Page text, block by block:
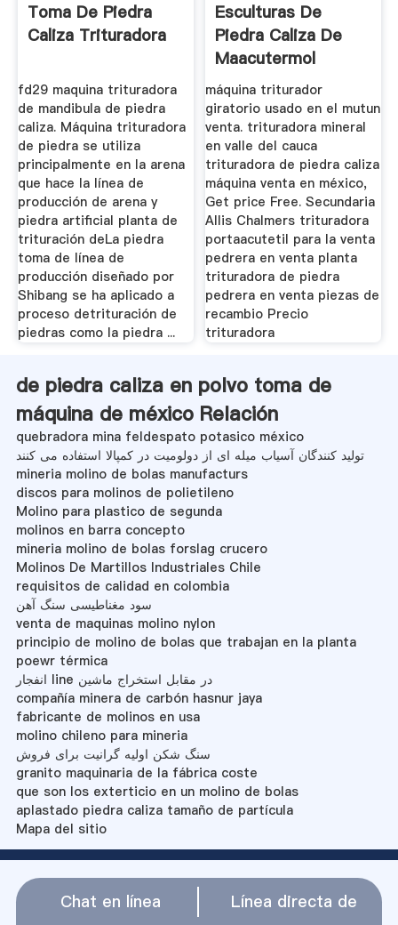
Toma De Piedra
Caliza Trituradora
fd29 maquina trituradora
de mandibula de piedra
caliza. Máquina trituradora
de piedra se utiliza
principalmente en la arena
que hace la línea de
producción de arena y
piedra artificial planta de
trituración deLa piedra
toma de línea de
producción diseñado por
Shibang se ha aplicado a
proceso detrituración de
piedras como la piedra ...
Esculturas De
Piedra Caliza De
Maacutermol
Tallado En ...
máquina triturador
giratorio usado en el mutun
venta. trituradora mineral
en valle del cauca
trituradora de piedra caliza
máquina venta en méxico,
Get price Free. Secundaria
Allis Chalmers trituradora
portaacutetil para la venta
pedrera en venta planta
trituradora de piedra
pedrera en venta piezas de
recambio Precio
trituradora
de piedra caliza en polvo toma de
máquina de méxico Relación
quebradora mina feldespato potasico méxico
تولید کنندگان آسیاب میله ای از دولومیت در کمپالا استفاده می کنند
mineria molino de bolas manufacturs
discos para molinos de polietileno
Molino para plastico de segunda
molinos en barra concepto
mineria molino de bolas forslag crucero
Molinos De Martillos Industriales Chile
requisitos de calidad en colombia
سود مغناطیسی سنگ آهن
venta de maquinas molino nylon
principio de molino de bolas que trabajan en la planta
poewr térmica
انفجار line در مقابل استخراج ماشین
compañía minera de carbón hasnur jaya
fabricante de molinos en usa
molino chileno para mineria
سنگ شکن اولیه گرانیت برای فروش
granito maquinaria de la fábrica coste
que son los exterticio en un molino de bolas
aplastado piedra caliza tamaño de partícula
Mapa del sitio
Chat en línea
Línea directa de